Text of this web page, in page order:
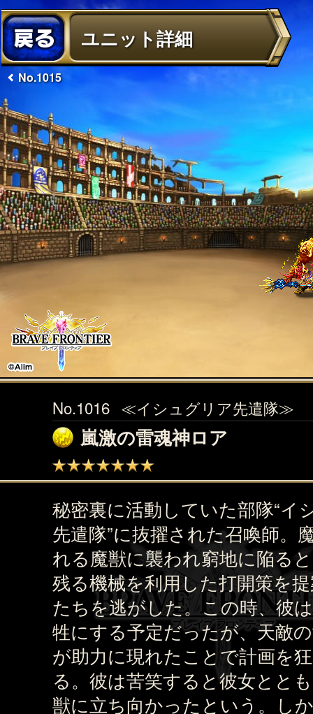
ユニット詳細
No.1015
No.1016 ≪イシュグリア先遣隊≫
嵐激の雷魂神ロア
秘密裏に活動していた部隊“イ
先遣隊”に抜擢された召喚師。
れる魔獣に襲われ窮地に陥る
残る機械を利用した打開策を
たちを逃がした。この時、彼
牲にする予定だったが、天敵
が助力に現れたことで計画を
る。彼は苦笑すると彼女とと
獣に立ち向かったという。し